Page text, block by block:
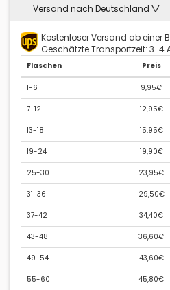
Versand nach Deutschland
Kostenloser Versand ab einer
Geschätzte Transportzeit: 3-4
Flaschen Preis
1-6 9,95€
7-12 12,95€
13-18 15,95€
19-24 19,90€
25-30 23,95€
31-36 29,50€
37-42 34,40€
43-48 36,60€
49-54 43,60€
55-60 45,80€